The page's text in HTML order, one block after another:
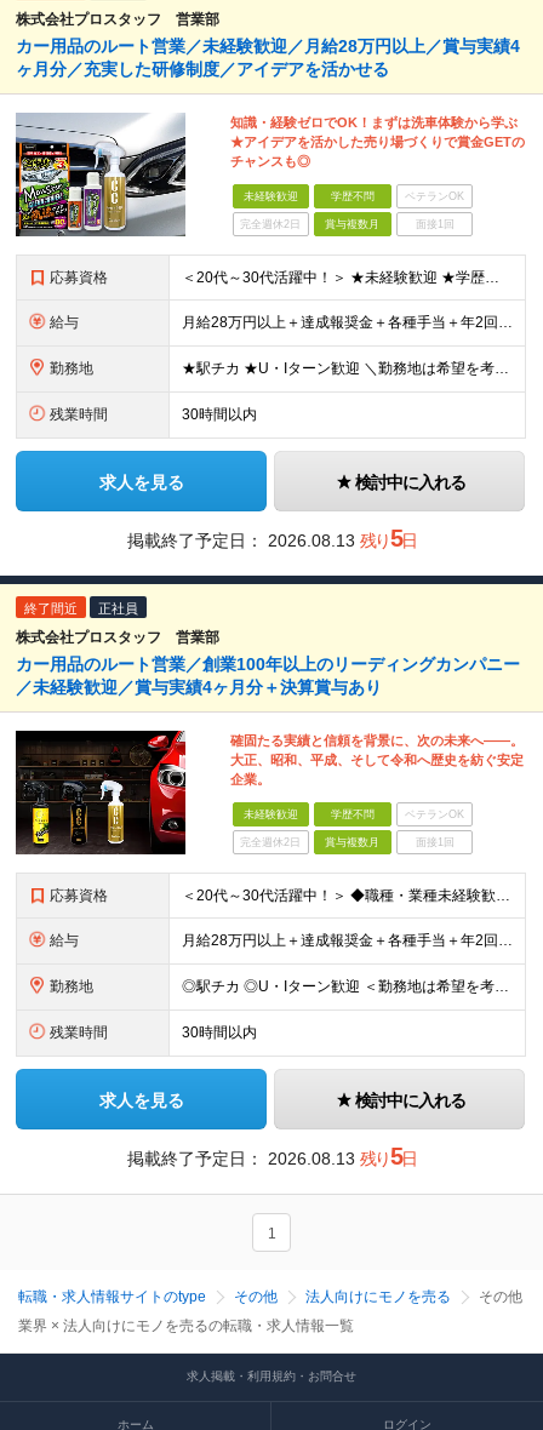
株式会社プロスタッフ 営業部
カー用品のルート営業／未経験歓迎／月給28万円以上／賞与実績4
ヶ月分／充実した研修制度／アイデアを活かせる
知識・経験ゼロでOK！まずは洗車体験から学ぶ
★アイデアを活かした売り場づくりで賞金GETの
チャンスも◎
未経験歓迎 学歴不問 ベテランOK
完全週休2日 賞与複数月 面接1回
応募資格 ＜20代～30代活躍中！＞ ★未経験歓迎 ★学歴不問 ★第二新卒歓迎 ★ブランクOK 《 必須条件 》 ・普通自動車運転免許（AT限定可） ＼ こんな方にピッタリのお仕事です ／ ・お店のPOPや
給与 月給28万円以上＋達成報奨金＋各種手当＋年2回の賞与＋決算賞与 ※給与は、経験・年齢・スキルなどを考慮のうえ決定します。 【昇給】年1回（5月） 【各種手当】 ◆通勤手当（上限3万円／月） ◆時間
勤務地 ★駅チカ ★U・Iターン歓迎 ＼勤務地は希望を考慮のうえ決定します／ 【東京支店】 東京都品川区南大井六丁目12番13号 宇佐美大森ビル3階 【大阪営業所】 大阪府茨木市中穂積1-2-10 茨木ビ
残業時間 30時間以内
求人を見る 検討中に入れる
掲載終了予定日： 2026.08.13 残り5日
終了間近 正社員
株式会社プロスタッフ 営業部
カー用品のルート営業／創業100年以上のリーディングカンパニー
／未経験歓迎／賞与実績4ヶ月分＋決算賞与あり
確固たる実績と信頼を背景に、次の未来へ――。
大正、昭和、平成、そして令和へ歴史を紡ぐ安定
企業。
未経験歓迎 学歴不問 ベテランOK
完全週休2日 賞与複数月 面接1回
応募資格 ＜20代～30代活躍中！＞ ◆職種・業種未経験歓迎 ◆学歴不問・第二新卒歓迎 ◆ブランクがある方も歓迎いたします 《 必須条件 》 ・普通自動車運転免許（AT限定可） ＼ こんな方に最適な環境です
給与 月給28万円以上＋達成報奨金＋各種手当＋年2回の賞与＋決算賞与 ※給与は、経験・年齢・スキルなどを考慮のうえ決定します。 【昇給】年1回（5月） 【各種手当】 ◆通勤手当（上限3万円／月） ◆時間
勤務地 ◎駅チカ ◎U・Iターン歓迎 ＜勤務地は希望を考慮のうえ決定します＞ 【東京支店】 東京都品川区南大井六丁目12番13号 宇佐美大森ビル3階 【大阪営業所】 大阪府茨木市中穂積1-2-10 茨木ビ
残業時間 30時間以内
求人を見る 検討中に入れる
掲載終了予定日： 2026.08.13 残り5日
1
転職・求人情報サイトのtype その他 法人向けにモノを売る
その他
業界 × 法人向けにモノを売るの転職・求人情報一覧
求人掲載・利用規約・お問合せ
ホーム ログイン